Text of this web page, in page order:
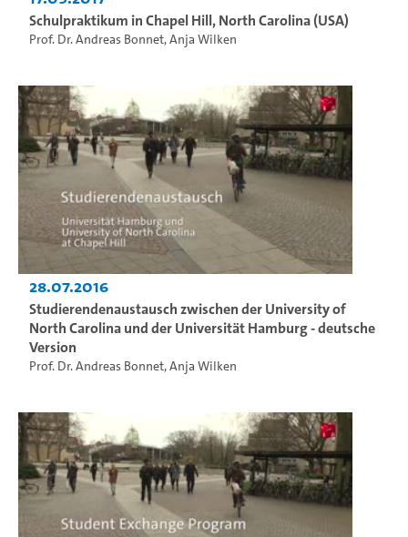
Schulpraktikum in Chapel Hill, North Carolina (USA)
Prof. Dr. Andreas Bonnet,Anja Wilken
28.07.2016
Studierendenaustausch zwischen der University of
North Carolina und der Universität Hamburg - deutsche
Version
Prof. Dr. Andreas Bonnet,Anja Wilken